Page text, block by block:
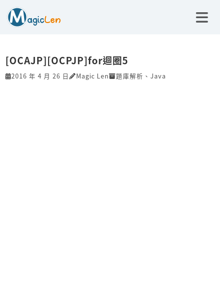
[OCAJP][OCPJP]for迴圈5
2016 年 4 月 26 日 Magic Len 題庫解析 、 Java